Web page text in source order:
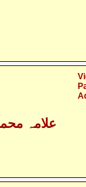
- علامہ